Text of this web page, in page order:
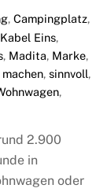
,Campingplatz,
Kabel Eins,
, Madita, Marke,
,sinnvoll,
,
2.900
in
oder